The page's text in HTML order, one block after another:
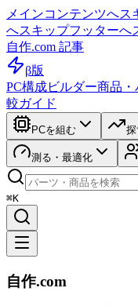
メインコンテンツへス
へスキップフッターへ
自作.com 記事
β版
PC構成ビルダー商品・
較ガイド
PCを組む
測る・最適化
⌘K
自作.com